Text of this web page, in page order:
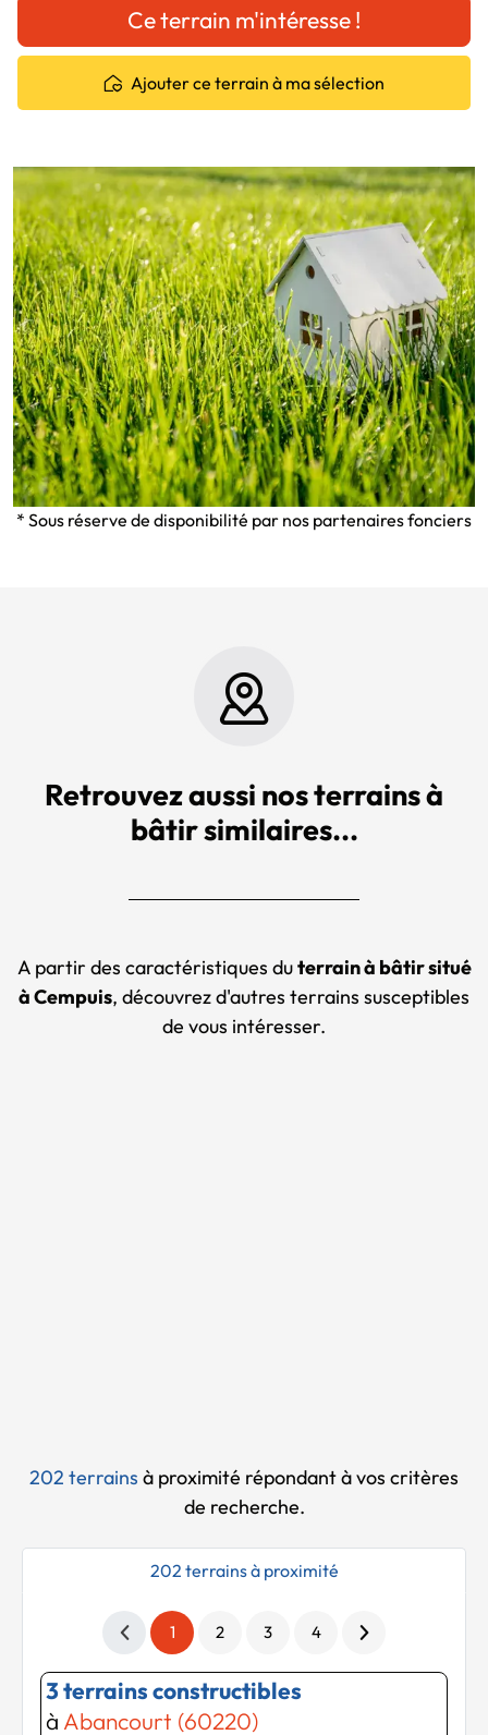
Ce terrain m'intéresse !
Ajouter ce terrain à ma sélection
* Sous réserve de disponibilité par nos partenaires fonciers
Retrouvez aussi nos terrains à
bâtir similaires...
A partir des caractéristiques duterrain à bâtir situé
à Cempuis, découvrez d'autres terrains susceptibles
de vous intéresser.
202 terrains à proximité répondant à vos critères
de recherche.
202 terrains à proximité
1 2 3 4
3 terrains constructibles
à Abancourt (60220)